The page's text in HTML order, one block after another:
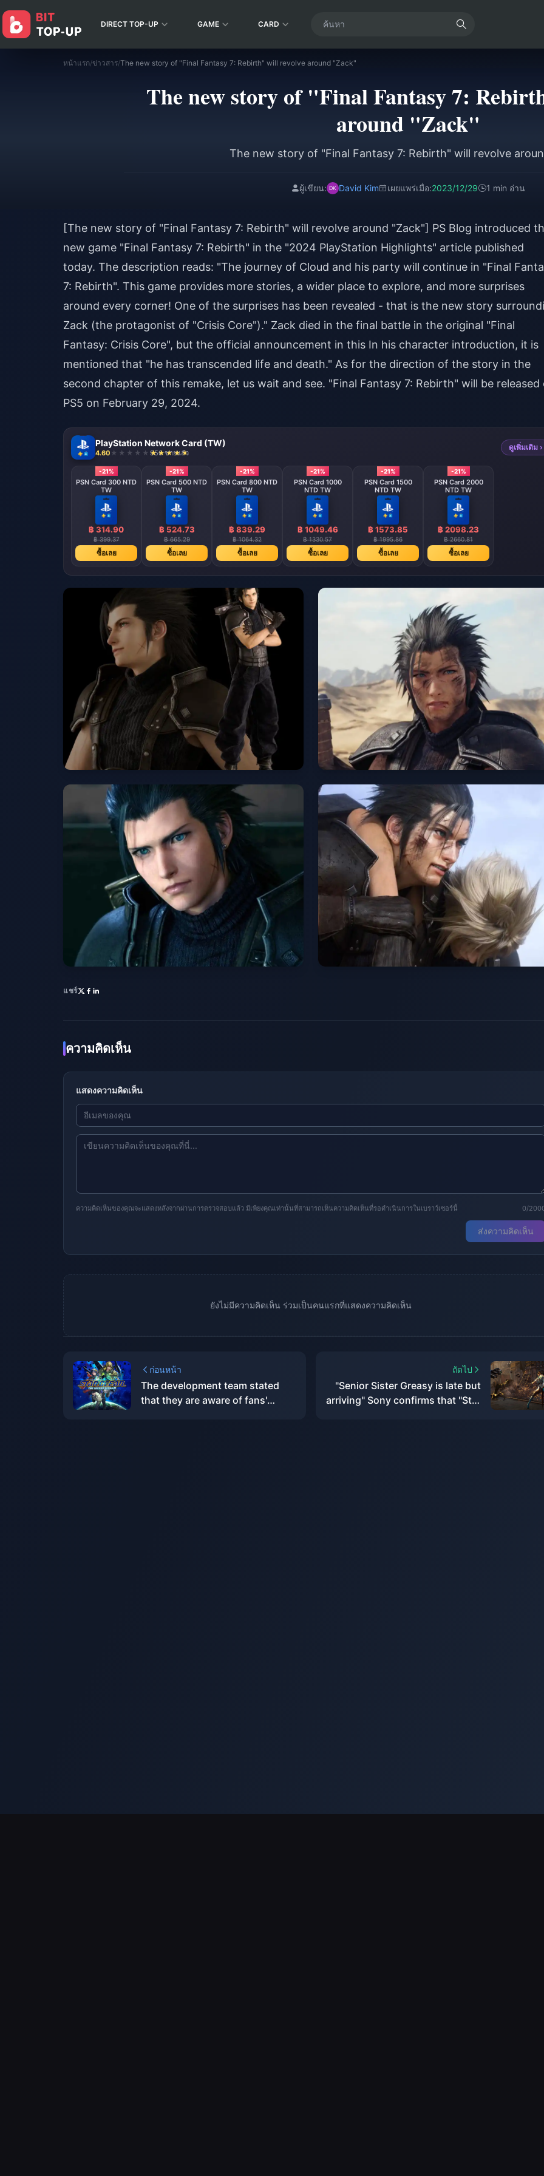
DIRECT TOP-UP GAME CARD
หน้าแรก/ข่าวสาร/The new story of "Final Fantasy 7: Rebirth" will revolve around "Zack"
The new story of "Final Fantasy 7:
around "Zack"
The new story of "Final Fantasy 7: Rebirth" will revolve
ผู้เขียน: David Kim เผยแพร่เมื่อ:2023/12/29 1 min อ่าน
[The new story of "Final Fantasy 7: Rebirth" will revolve around "Zack"] PS Blog introduced
new game "Final Fantasy 7: Rebirth" in the "2024 PlayStation Highlights" article published
today. The description reads: "The journey of Cloud and his party will continue in "Final
7: Rebirth". This game provides more stories, a wider place to explore, and more surprises
around every corner! One of the surprises has been revealed - that is the new story
Zack (the protagonist of "Crisis Core")." Zack died in the final battle in the original "Final
Fantasy: Crisis Core", but the official announcement in this In his character introduction, it is
mentioned that "he has transcended life and death." As for the direction of the story in the
second chapter of this remake, let us wait and see. "Final Fantasy 7: Rebirth" will be released
PS5 on February 29, 2024.
PlayStation Network Card (TW)
4.60 950 ขายแล้ว
ดูเพิ่มเติม ›
-21%
PSN Card 300 NTD
TW
฿ 314.90
฿ 399.37
ซื้อเลย
-21%
PSN Card 500 NTD
TW
฿ 524.73
฿ 665.29
ซื้อเลย
-21%
PSN Card 800 NTD
TW
฿ 839.29
฿ 1064.32
ซื้อเลย
-21%
PSN Card 1000
NTD TW
฿ 1049.46
฿ 1330.57
ซื้อเลย
-21%
PSN Card 1500
NTD TW
฿ 1573.85
฿ 1995.86
ซื้อเลย
-21%
PSN Card 2000
NTD TW
฿ 2098.23
฿ 2660.81
ซื้อเลย
แชร์
ความคิดเห็น
แสดงความคิดเห็น
ความคิดเห็นของคุณจะแสดงหลังจากผ่านการตรวจสอบแล้ว มีเพียงคุณเท่านั้นที่สามารถเห็นความคิดเห็นที่รอดำเนินการในเบราว์เซอร์นี้ 0/
ส่งความคิดเห็น
ยังไม่มีความคิดเห็น ร่วมเป็นคนแรกที่แสดงความคิดเห็น
ก่อนหน้า
The development team stated
that they are aware of fans'
ถัดไป
"Senior Sister Greasy is late but
arriving" Sony confirms that "Star